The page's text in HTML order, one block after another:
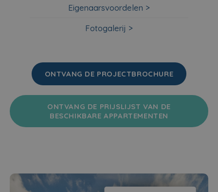
Eigenaarsvoordelen >
Fotogalerij >
ONTVANG DE PROJECTBROCHURE
ONTVANG DE PRIJSLIJST VAN DE
BESCHIKBARE APPARTEMENTEN